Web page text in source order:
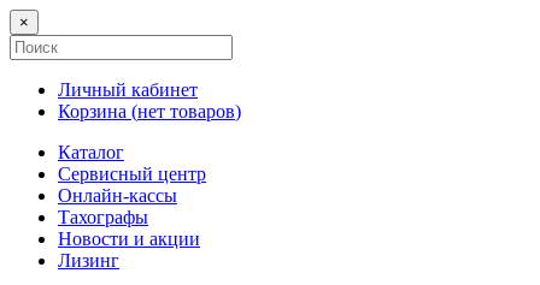
×
Личный кабинет
Корзина (нет товаров)
Каталог
Сервисный центр
Онлайн-кассы
Тахографы
Новости и акции
Лизинг